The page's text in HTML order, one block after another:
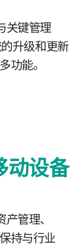
关键​管理​
升级​和​更新​
功能。
动​设备​
产​管理、​
持​与​行业​